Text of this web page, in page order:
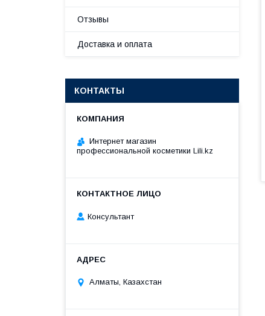
Отзывы
Доставка и оплата
КОНТАКТЫ
Интернет магазин
профессиональной косметики Lili.kz
Консультант
Алматы, Казахстан